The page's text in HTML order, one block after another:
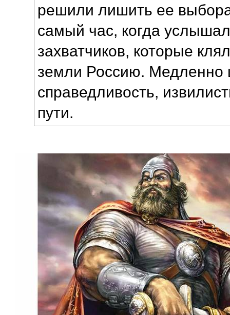
решили лишить ее
самый час, когда
захватчиков, которые
земли Россию. Медленно
справедливость,
пути.